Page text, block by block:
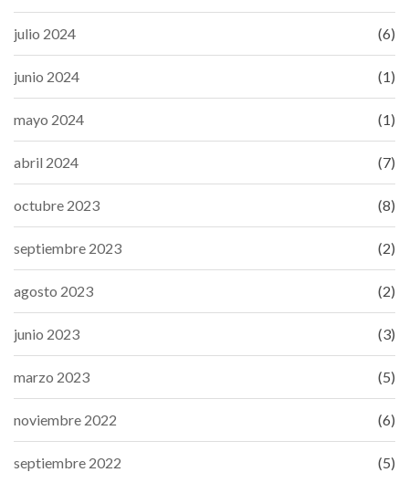
julio 2024 (6)
junio 2024 (1)
mayo 2024 (1)
abril 2024 (7)
octubre 2023 (8)
septiembre 2023 (2)
agosto 2023 (2)
junio 2023 (3)
marzo 2023 (5)
noviembre 2022 (6)
septiembre 2022 (5)